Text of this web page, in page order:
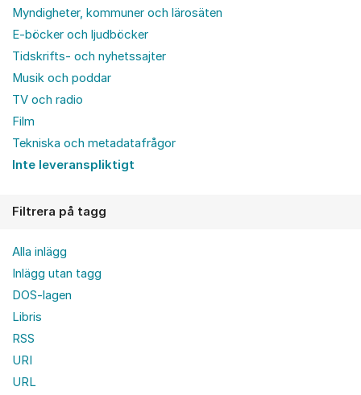
Myndigheter, kommuner och lärosäten
E-böcker och ljudböcker
Tidskrifts- och nyhetssajter
Musik och poddar
TV och radio
Film
Tekniska och metadatafrågor
Inte leveranspliktigt
Filtrera på tagg
Alla inlägg
Inlägg utan tagg
DOS-lagen
Libris
RSS
URI
URL